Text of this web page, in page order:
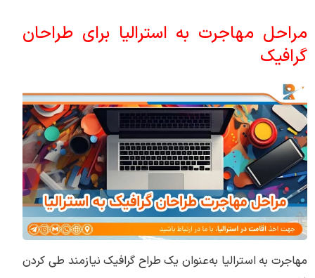
مراحل مهاجرت به استرالیا برای طراحان
گرافیک
مهاجرت به استرالیا به‌عنوان یک طراح گرافیک نیازمند طی کردن